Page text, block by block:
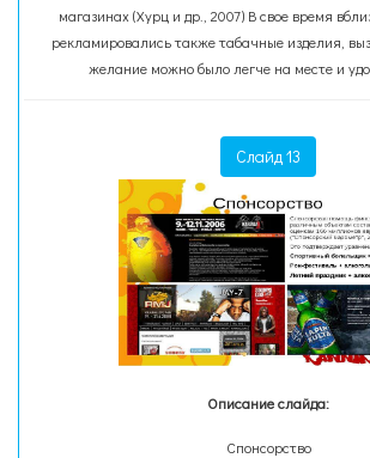
магазинах (Хурц и др., 2007) В свое время
рекламировались также табачные изделия,
желание можно было легче на месте и
Слайд 13
Описание слайда:
Спонсорство